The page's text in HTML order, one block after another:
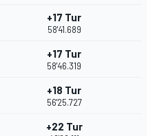
+17 Tur
58'41.689
+17 Tur
58'46.319
+18 Tur
56'25.727
+22 Tur